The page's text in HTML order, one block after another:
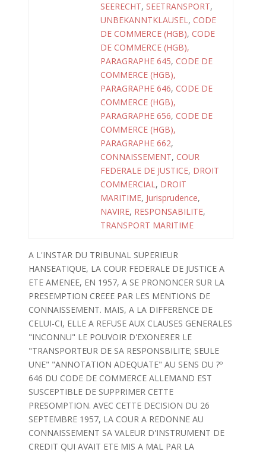
SEERECHT, SEETRANSPORT,
UNBEKANNTKLAUSEL, CODE
DE COMMERCE (HGB), CODE
DE COMMERCE (HGB),
PARAGRAPHE 645, CODE DE
COMMERCE (HGB),
PARAGRAPHE 646, CODE DE
COMMERCE (HGB),
PARAGRAPHE 656, CODE DE
COMMERCE (HGB),
PARAGRAPHE 662,
CONNAISSEMENT, COUR
FEDERALE DE JUSTICE, DROIT
COMMERCIAL, DROIT
MARITIME, Jurisprudence,
NAVIRE, RESPONSABILITE,
TRANSPORT MARITIME
A L'INSTAR DU TRIBUNAL SUPERIEUR
HANSEATIQUE, LA COUR FEDERALE DE JUSTICE A
ETE AMENEE, EN 1957, A SE PRONONCER SUR LA
PRESEMPTION CREEE PAR LES MENTIONS DE
CONNAISSEMENT. MAIS, A LA DIFFERENCE DE
CELUI-CI, ELLE A REFUSE AUX CLAUSES GENERALES
"INCONNU" LE POUVOIR D'EXONERER LE
"TRANSPORTEUR DE SA RESPONSBILITE; SEULE
UNE" "ANNOTATION ADEQUATE" AU SENS DU ?º
646 DU CODE DE COMMERCE ALLEMAND EST
SUSCEPTIBLE DE SUPPRIMER CETTE
PRESOMPTION. AVEC CETTE DECISION DU 26
SEPTEMBRE 1957, LA COUR A REDONNE AU
CONNAISSEMENT SA VALEUR D'INSTRUMENT DE
CREDIT QUI AVAIT ETE MIS A MAL PAR LA